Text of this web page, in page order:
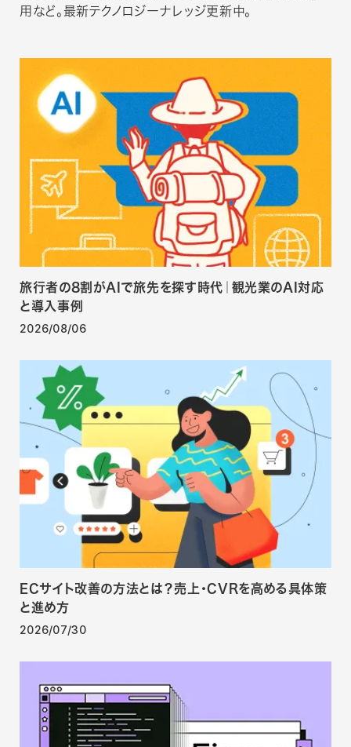
用など。最新テクノロジーナレッジ更新中。
旅行者の8割がAIで旅先を探す時代｜観光業のAI対応
と導入事例
2026/08/06
ECサイト改善の方法とは？売上・CVRを高める具体策
と進め方
2026/07/30